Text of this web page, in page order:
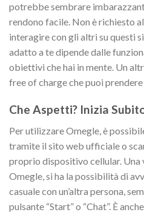
potrebbe sembrare
rendono facile. Non è richiesto
interagire con gli altri su questi
adatto a te dipende dalle
obiettivi che hai in mente. Un
free of charge che puoi
Che Aspetti? Inizia
Per utilizzare Omegle, è
tramite il sito web ufficiale o
proprio dispositivo cellular. Una
Omegle, si ha la possibilità di
casuale con un’altra persona,
pulsante “Start” o “Chat”. È